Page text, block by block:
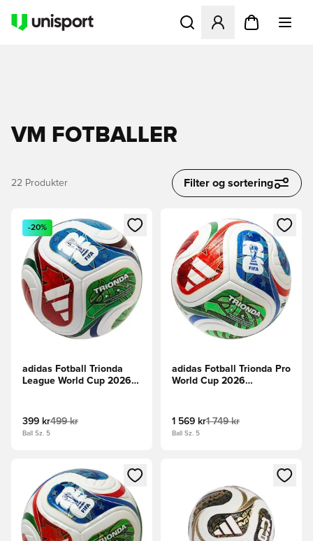
Åpner en Modal for å
VM FOTBALLER
22 Produkter Filter og sortering
Åpner en Modal for å logge inn eller registrere deg som
-20%
adidas Fotball Trionda
League World Cup 2026 -
399 kr499 kr
Ball Sz. 5
Åpner en Modal for å logge
adidas Fotball Trionda Pro
World Cup 2026
1 569 kr1 749 kr
Ball Sz. 5
Åpner en Modal for å logge inn eller registrere deg som
Åpner en Modal for å logge